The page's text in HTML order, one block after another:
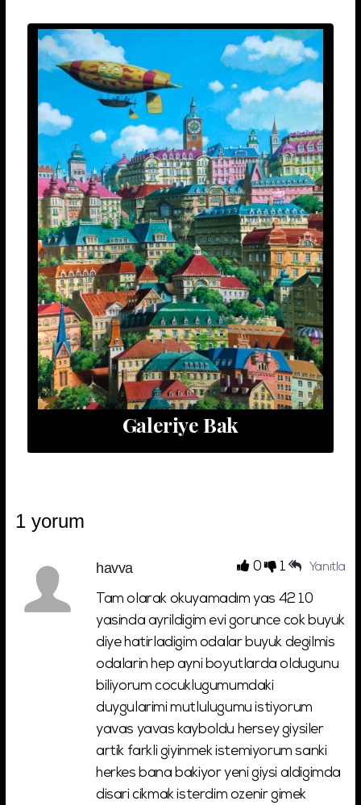
Galeriye Bak
1 yorum
0 1 Yanıtla
havva
Tam olarak okuyamadım yas 42 10
yasinda ayrildigim evi gorunce cok buyuk
diye hatirladigim odalar buyuk degilmis
odalarin hep ayni boyutlarda oldugunu
biliyorum cocuklugumumdaki
duygularimi mutlulugumu istiyorum
yavas yavas kayboldu hersey giysiler
artik farkli giyinmek istemiyorum sanki
herkes bana bakiyor yeni giysi aldigimda
disari cikmak isterdim ozenir gimek